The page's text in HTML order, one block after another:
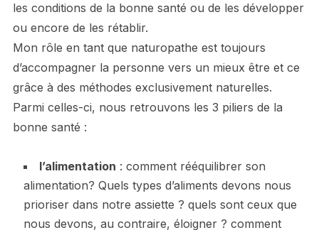
les conditions de la bonne santé ou de les développer
ou encore de les rétablir.
Mon rôle en tant que naturopathe est toujours
d’accompagner la personne vers un mieux être et ce
grâce à des méthodes exclusivement naturelles.
Parmi celles-ci, nous retrouvons les 3 piliers de la
bonne santé :
l’alimentation : comment rééquilibrer son
alimentation? Quels types d’aliments devons nous
prioriser dans notre assiette ? quels sont ceux que
nous devons, au contraire, éloigner ? comment